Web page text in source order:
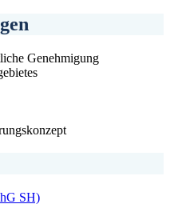
Genehmigung
SH)